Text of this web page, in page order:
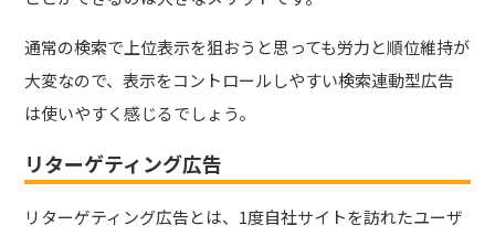
通常の検索で上位表示を狙おうと思っても労力と順位維持が
大変なので、表示をコントロールしやすい検索連動型広告
は使いやすく感じるでしょう。
リターゲティング広告
リターゲティング広告とは、1度自社サイトを訪れたユーザ